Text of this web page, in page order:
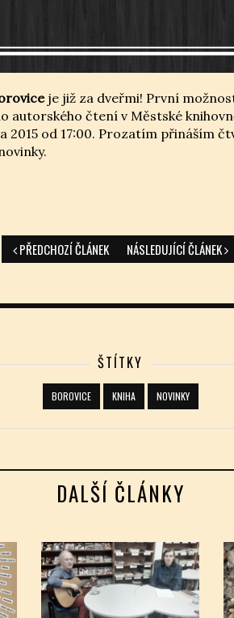
je již za dveřmi! První
autorského čtení v Městské
2015 od 17:00. Prozatím přináším
PŘEDCHOZÍ ČLÁNEK NÁSLEDUJÍCÍ ČLÁNEK
ŠTÍTKY
BOROVICE KNIHA NOVINKY
DALŠÍ ČLÁNKY